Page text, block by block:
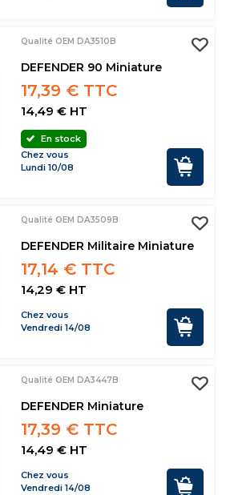
Qualité OEM DA3510B
DEFENDER 90 Miniature
17,39 € TTC
14,49 € HT
En stock
Chez vous
Lundi 10/08
Qualité OEM DA3509B
DEFENDER Militaire Miniature
17,14 € TTC
14,29 € HT
Chez vous
Vendredi 14/08
Qualité OEM DA3447B
DEFENDER Miniature
17,39 € TTC
14,49 € HT
Chez vous
Vendredi 14/08